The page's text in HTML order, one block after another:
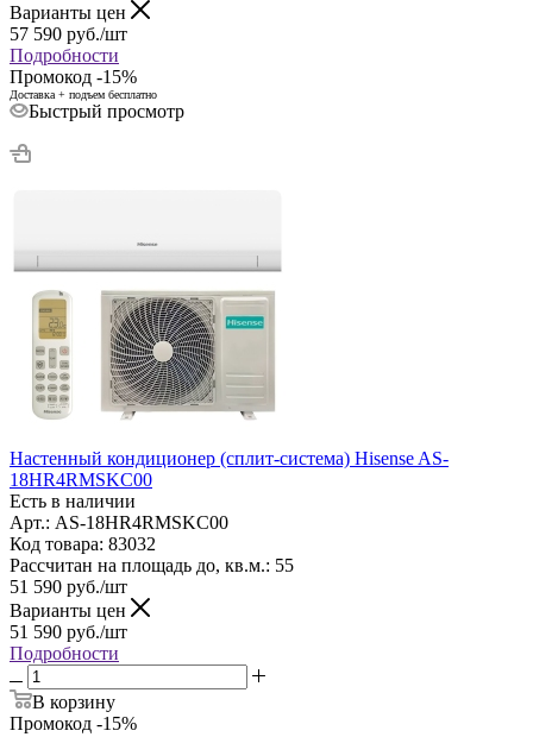
Варианты цен
57 590 руб./шт
Подробности
Промокод -15%
Доставка + подъем бесплатно
Быстрый просмотр
Настенный кондиционер (сплит-система) Hisense AS-
18HR4RMSKC00
Есть в наличии
Арт.: AS-18HR4RMSKC00
Код товара: 83032
Рассчитан на площадь до, кв.м.: 55
51 590 руб./шт
Варианты цен
51 590 руб./шт
Подробности
В корзину
Промокод -15%